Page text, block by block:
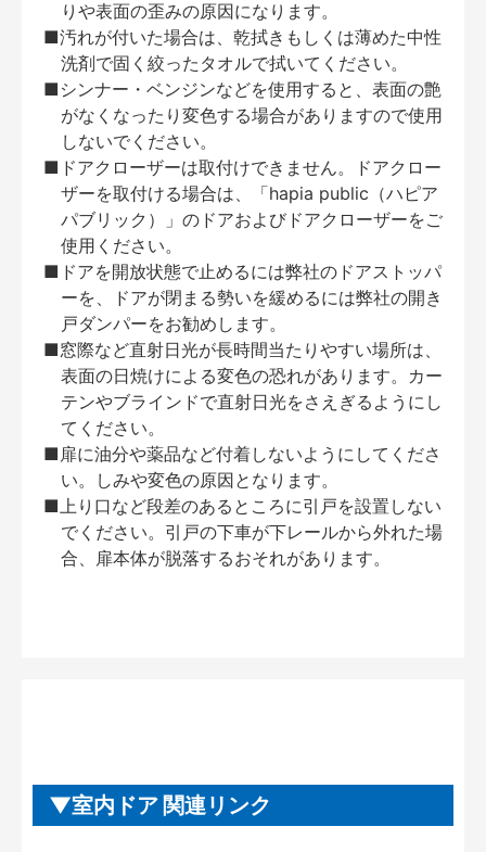
りや表面の歪みの原因になります。
■汚れが付いた場合は、乾拭きもしくは薄めた中性
洗剤で固く絞ったタオルで拭いてください。
■シンナー・ベンジンなどを使用すると、表面の艶
がなくなったり変色する場合がありますので使用
しないでください。
■ドアクローザーは取付けできません。ドアクロー
ザーを取付ける場合は、「hapia public（ハピア
パブリック）」のドアおよびドアクローザーをご
使用ください。
■ドアを開放状態で止めるには弊社のドアストッパ
ーを、ドアが閉まる勢いを緩めるには弊社の開き
戸ダンパーをお勧めします。
■窓際など直射日光が長時間当たりやすい場所は、
表面の日焼けによる変色の恐れがあります。カー
テンやブラインドで直射日光をさえぎるようにし
てください。
■扉に油分や薬品など付着しないようにしてくださ
い。しみや変色の原因となります。
■上り口など段差のあるところに引戸を設置しない
でください。引戸の下車が下レールから外れた場
合、扉本体が脱落するおそれがあります。
室内ドア 関連リンク